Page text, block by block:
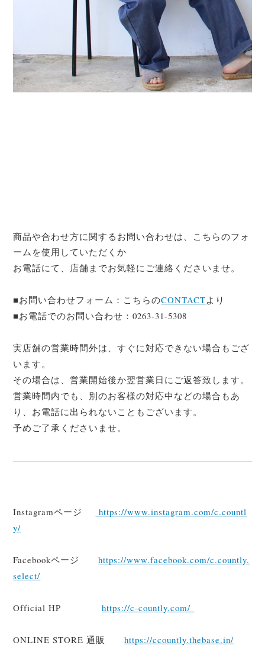
商品や合わせ方に関するお問い合わせは、こちらのフォ
ームを使用していただくか
お電話にて、店舗までお気軽にご連絡くださいませ。
■お問い合わせフォーム：こちらのCONTACTより
■お電話でのお問い合わせ：0263-31-5308
実店舗の営業時間外は、すぐに対応できない場合もござ
います。
その場合は、営業開始後か翌営業日にご返答致します。
営業時間内でも、別のお客様の対応中などの場合もあ
り、お電話に出られないこともございます。
予めご了承くださいませ。
Instagramページ
https://www.instagram.com/c.countl
y/
Facebookページhttps://www.facebook.com/c.countly.
select/
Official HPhttps://c-countly.com/
ONLINE STORE 通販https://ccountly.thebase.in/